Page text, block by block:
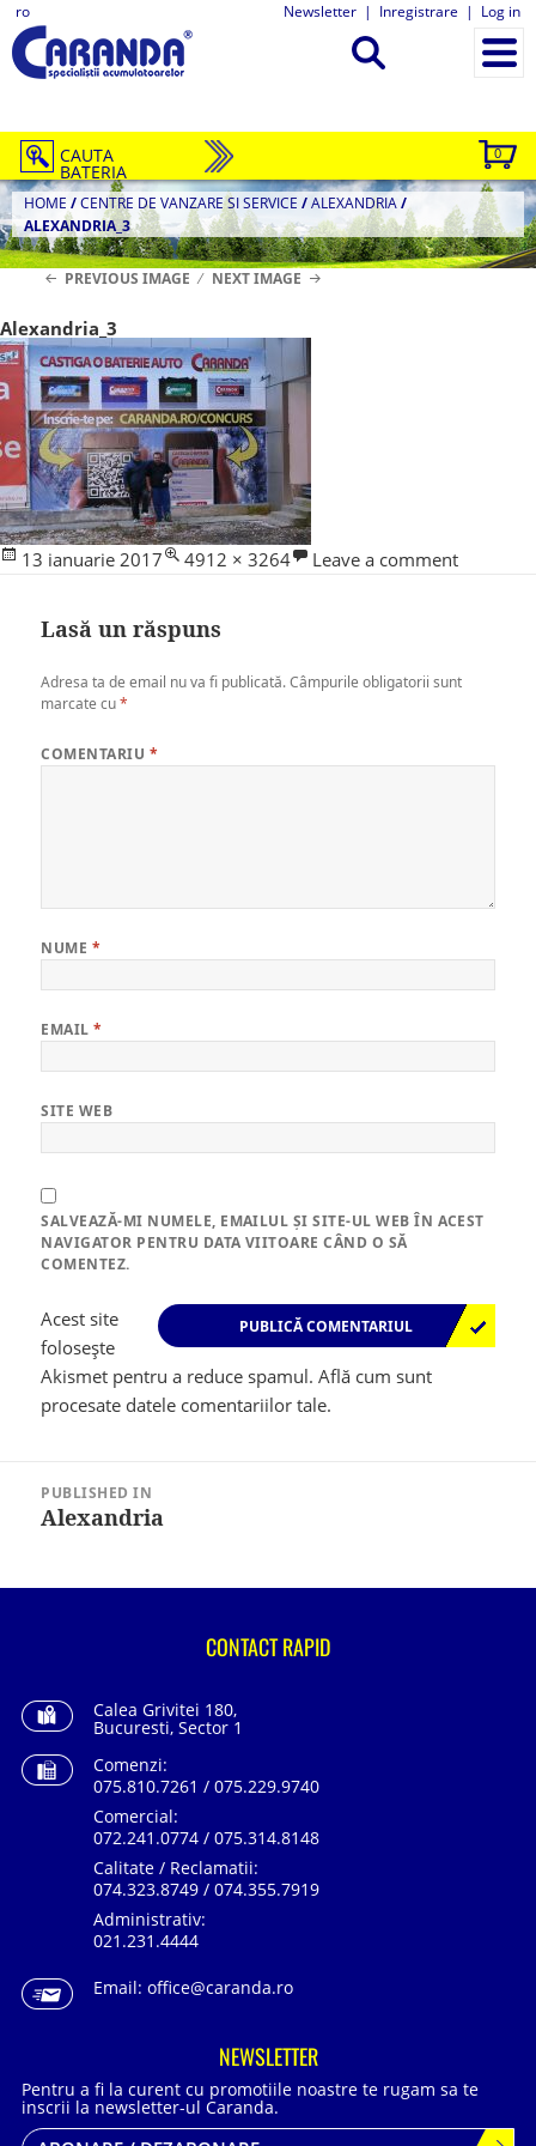
ro Newsletter | Inregistrare | Log in
0
CAUTA
BATERIA
HOME /CENTRE DE VANZARE SI SERVICE /ALEXANDRIA/
ALEXANDRIA_3
PREVIOUS IMAGE NEXT IMAGE
Alexandria_3
Posted
13 ianuarie 2017
Full
4912 × 3264 Leave a comment
Lasă un răspuns
Adresa ta de email nu va fi publicată. Câmpurile obligatorii sunt
marcate cu*
COMENTARIU *
NUME *
EMAIL*
SITE WEB
SALVEAZĂ-MI NUMELE, EMAILUL ȘI SITE-UL WEB ÎN ACEST
NAVIGATOR PENTRU DATA VIITOARE CÂND O SĂ
COMENTEZ.
Acest site
folosește
Akismet pentru a reduce spamul.Află cum sunt
procesate datele comentariilor tale.
articole
PUBLISHED IN
Alexandria
CONTACT RAPID
Calea Grivitei 180,
Bucuresti, Sector 1
Comenzi:
075.810.7261 / 075.229.9740
Comercial:
072.241.0774 / 075.314.8148
Calitate / Reclamatii:
074.323.8749 / 074.355.7919
Administrativ:
021.231.4444
Email: office@caranda.ro
NEWSLETTER
Pentru a fi la curent cu promotiile noastre te rugam sa te
inscrii la newsletter-ul Caranda.